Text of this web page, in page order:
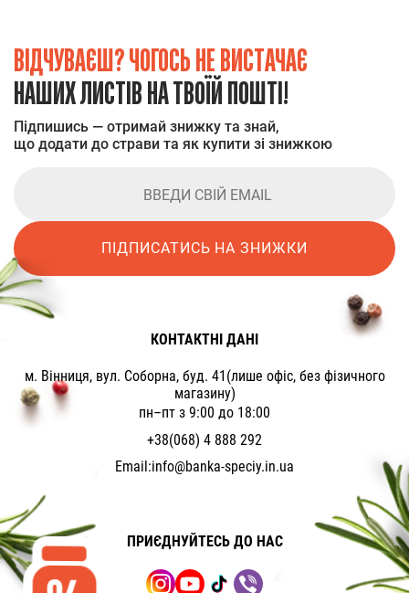
ВІДЧУВАЄШ? ЧОГОСЬ НЕ ВИСТАЧАЄ
НАШИХ ЛИСТІВ НА ТВОЇЙ ПОШТІ!
Підпишись — отримай знижку та знай,
що додати до страви та як купити зі знижкою
ПІДПИСАТИСЬ НА ЗНИЖКИ
КОНТАКТНІ ДАНІ
м. Вінниця, вул. Соборна, буд. 41(лише офіс, без фізичного
магазину)
пн–пт з 9:00 до 18:00
+38(068) 4 888 292
Email:info@banka-speciy.in.ua
ПРИЄДНУЙТЕСЬ ДО НАС